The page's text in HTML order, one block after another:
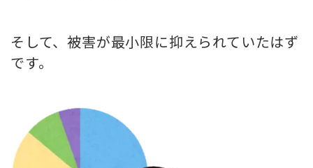
そして、被害が最小限に抑えられていたはず
です。